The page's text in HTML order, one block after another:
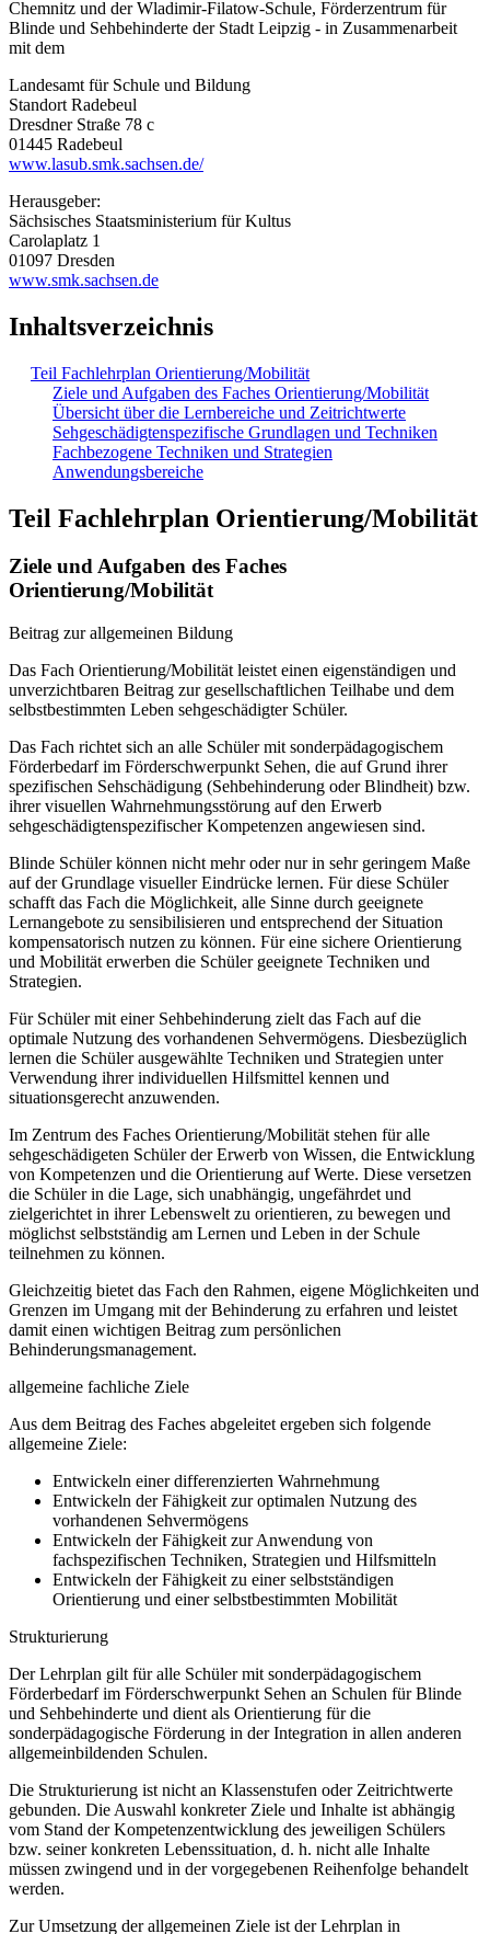
Chemnitz und der Wladimir-Filatow-Schule, Förderzentrum für
Blinde und Sehbehinderte der Stadt Leipzig - in Zusammenarbeit
mit dem
Landesamt für Schule und Bildung
Standort Radebeul
Dresdner Straße 78 c
01445 Radebeul
www.lasub.smk.sachsen.de/
Herausgeber:
Sächsisches Staatsministerium für Kultus
Carolaplatz 1
01097 Dresden
www.smk.sachsen.de
Inhaltsverzeichnis
Teil Fachlehrplan Orientierung/Mobilität
Ziele und Aufgaben des Faches Orientierung/Mobilität
Übersicht über die Lernbereiche und Zeitrichtwerte
Sehgeschädigtenspezifische Grundlagen und Techniken
Fachbezogene Techniken und Strategien
Anwendungsbereiche
Teil Fachlehrplan Orientierung/Mobilität
Ziele und Aufgaben des Faches
Orientierung/Mobilität
Beitrag zur allgemeinen Bildung
Das Fach Orientierung/Mobilität leistet einen eigenständigen und
unverzichtbaren Beitrag zur gesellschaftlichen Teilhabe und dem
selbstbestimmten Leben sehgeschädigter Schüler.
Das Fach richtet sich an alle Schüler mit sonderpädagogischem
Förderbedarf im Förderschwerpunkt Sehen, die auf Grund ihrer
spezifischen Sehschädigung (Sehbehinderung oder Blindheit) bzw.
ihrer visuellen Wahrnehmungsstörung auf den Erwerb
sehgeschädigtenspezifischer Kompetenzen angewiesen sind.
Blinde Schüler können nicht mehr oder nur in sehr geringem Maße
auf der Grundlage visueller Eindrücke lernen. Für diese Schüler
schafft das Fach die Möglichkeit, alle Sinne durch geeignete
Lernangebote zu sensibilisieren und entsprechend der Situation
kompensatorisch nutzen zu können. Für eine sichere Orientierung
und Mobilität erwerben die Schüler geeignete Techniken und
Strategien.
Für Schüler mit einer Sehbehinderung zielt das Fach auf die
optimale Nutzung des vorhandenen Sehvermögens. Diesbezüglich
lernen die Schüler ausgewählte Techniken und Strategien unter
Verwendung ihrer individuellen Hilfsmittel kennen und
situationsgerecht anzuwenden.
Im Zentrum des Faches Orientierung/Mobilität stehen für alle
sehgeschädigeten Schüler der Erwerb von Wissen, die Entwicklung
von Kompetenzen und die Orientierung auf Werte. Diese versetzen
die Schüler in die Lage, sich unabhängig, ungefährdet und
zielgerichtet in ihrer Lebenswelt zu orientieren, zu bewegen und
möglichst selbstständig am Lernen und Leben in der Schule
teilnehmen zu können.
Gleichzeitig bietet das Fach den Rahmen, eigene Möglichkeiten und
Grenzen im Umgang mit der Behinderung zu erfahren und leistet
damit einen wichtigen Beitrag zum persönlichen
Behinderungsmanagement.
allgemeine fachliche Ziele
Aus dem Beitrag des Faches abgeleitet ergeben sich folgende
allgemeine Ziele:
Entwickeln einer differenzierten Wahrnehmung
Entwickeln der Fähigkeit zur optimalen Nutzung des
vorhandenen Sehvermögens
Entwickeln der Fähigkeit zur Anwendung von
fachspezifischen Techniken, Strategien und Hilfsmitteln
Entwickeln der Fähigkeit zu einer selbstständigen
Orientierung und einer selbstbestimmten Mobilität
Strukturierung
Der Lehrplan gilt für alle Schüler mit sonderpädagogischem
Förderbedarf im Förderschwerpunkt Sehen an Schulen für Blinde
und Sehbehinderte und dient als Orientierung für die
sonderpädagogische Förderung in der Integration in allen anderen
allgemeinbildenden Schulen.
Die Strukturierung ist nicht an Klassenstufen oder Zeitrichtwerte
gebunden. Die Auswahl konkreter Ziele und Inhalte ist abhängig
vom Stand der Kompetenzentwicklung des jeweiligen Schülers
bzw. seiner konkreten Lebenssituation, d. h. nicht alle Inhalte
müssen zwingend und in der vorgegebenen Reihenfolge behandelt
werden.
Zur Umsetzung der allgemeinen Ziele ist der Lehrplan in